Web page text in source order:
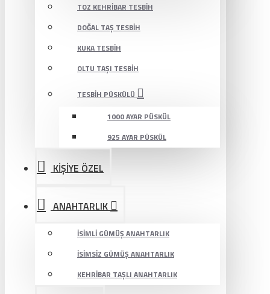
TOZ KEHRIBAR TESBIH
DOĞAL TAŞ TESBIH
KUKA TESBIH
OLTU TAŞI TESBIH
TESBIH PÜSKÜLÜ
1000 AYAR PÜSKÜL
925 AYAR PÜSKÜL
KİŞİYE ÖZEL
ANAHTARLIK
İSIMLI GÜMÜŞ ANAHTARLIK
İSIMSIZ GÜMÜŞ ANAHTARLIK
KEHRIBAR TAŞLI ANAHTARLIK